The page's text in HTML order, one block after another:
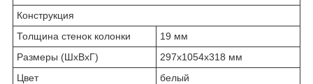
Конструкция
Толщина стенок колонки
19 мм
Размеры (ШхВхГ)
297x1054x318 мм
Цвет
белый